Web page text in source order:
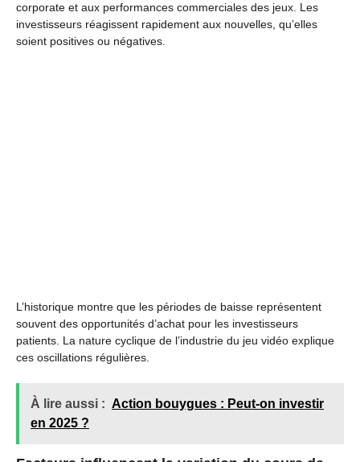
corporate et aux performances commerciales des jeux. Les
investisseurs réagissent rapidement aux nouvelles, qu’elles
soient positives ou négatives.
L’historique montre que les périodes de baisse représentent
souvent des opportunités d’achat pour les investisseurs
patients. La nature cyclique de l’industrie du jeu vidéo explique
ces oscillations régulières.
À lire aussi : Action bouygues : Peut-on investir
en 2025 ?